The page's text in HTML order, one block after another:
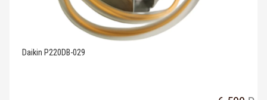
Daikin P220DB-029